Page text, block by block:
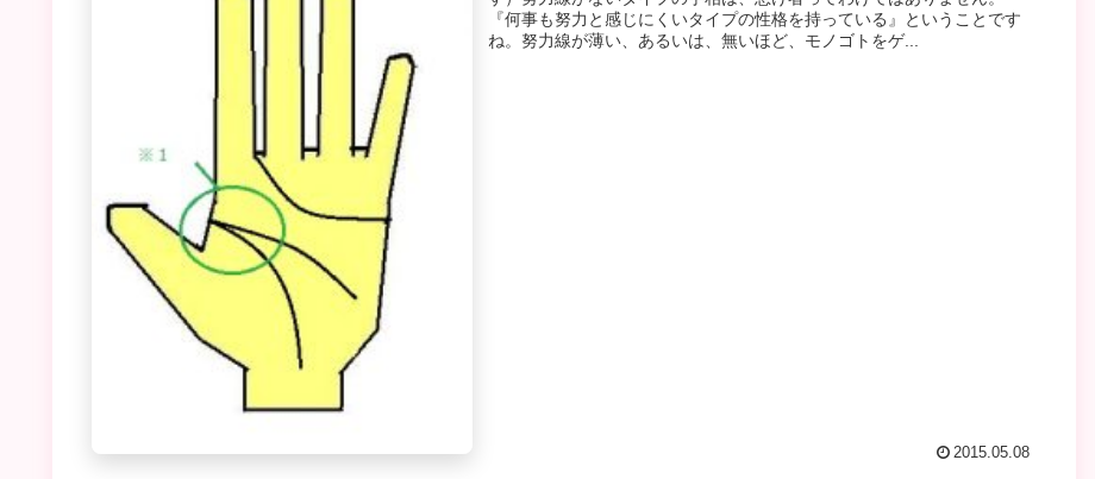
『何事も努力と感じにくいタイプの性格を持っている』ということです
ね。努力線が薄い、あるいは、無いほど、モノゴトをゲ...
2015.05.08